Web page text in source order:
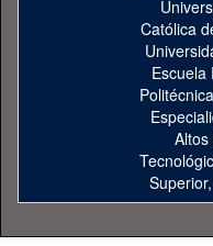
Católica
Escuela